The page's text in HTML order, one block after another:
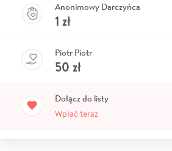
Anonimowy Darczyńca
1 zł
Piotr Piotr
50 zł
Dołącz do listy
Wpłać teraz